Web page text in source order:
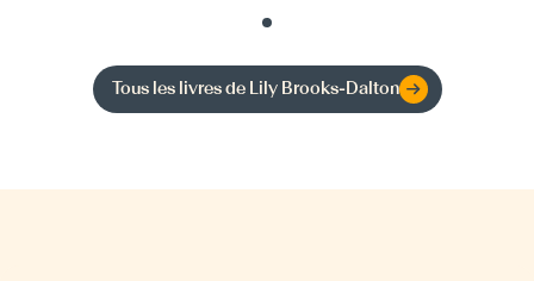
Tous les livres de Lily Brooks-Dalton